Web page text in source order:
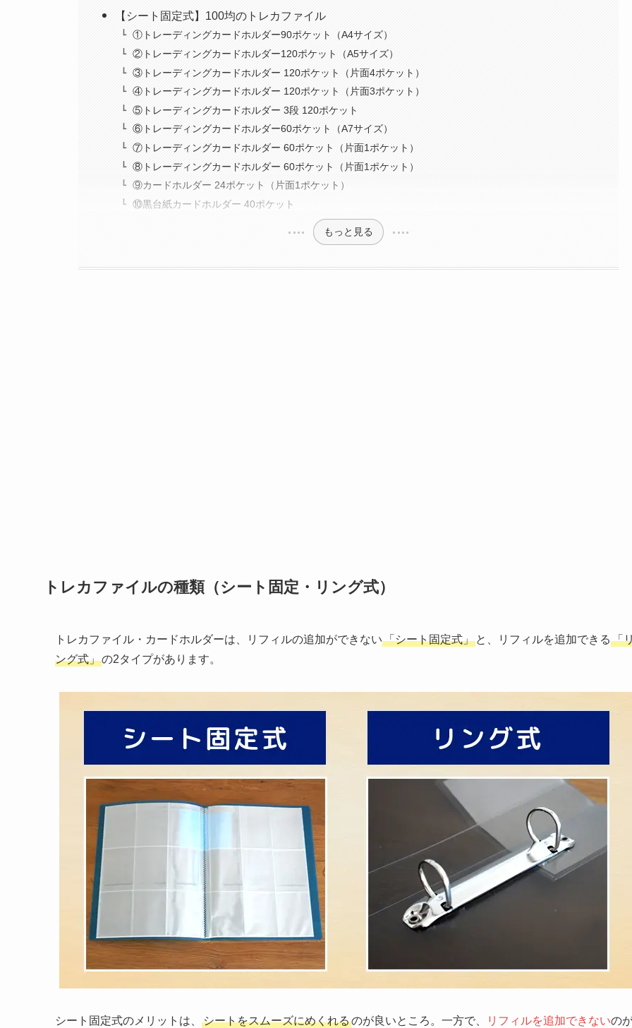
【シート固定式】100均のトレカファイル
①トレーディングカードホルダー90ポケット（A4サイズ）
②トレーディングカードホルダー120ポケット（A5サイズ）
③トレーディングカードホルダー 120ポケット（片面4ポケット）
④トレーディングカードホルダー 120ポケット（片面3ポケット）
⑤トレーディングカードホルダー 3段 120ポケット
⑥トレーディングカードホルダー60ポケット（A7サイズ）
⑦トレーディングカードホルダー 60ポケット（片面1ポケット）
⑧トレーディングカードホルダー 60ポケット（片面1ポケット）
⑨カードホルダー 24ポケット（片面1ポケット）
⑩黒台紙カードホルダー 40ポケット
もっと見る
トレカファイルの種類（シート固定・リング式）
トレカファイル・カードホルダーは、リフィルの追加ができない「シート固定式」 と、リフィルを追加できる 「
ング式」の2タイプがあります。
シート固定式のメリットは、 シートをスムーズにめくれるのが良いところ。一方で、 リフィルを追加できないの